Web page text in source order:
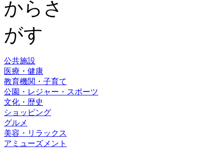
公共施設
医療・健康
教育機関・子育て
公園・レジャー・スポーツ
文化・歴史
ショッピング
グルメ
美容・リラックス
アミューズメント